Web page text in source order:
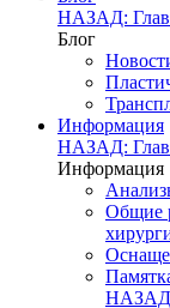
НАЗАД:
Блог
Информация
НАЗАД:
Информация
Общие
НАЗАД: